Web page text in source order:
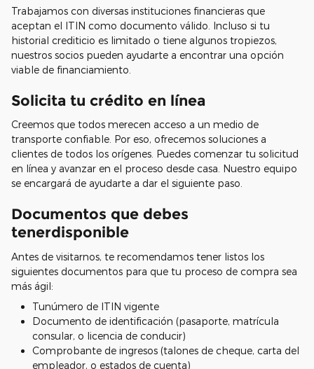
Trabajamos con diversas instituciones financieras que
aceptan el ITIN como documento válido. Incluso si tu
historial crediticio es limitado o tiene algunos tropiezos,
nuestros socios pueden ayudarte a encontrar una opción
viable de financiamiento.
Solicita tu crédito en línea
Creemos que todos merecen acceso a un medio de
transporte confiable. Por eso, ofrecemos soluciones a
clientes de todos los orígenes. Puedes comenzar tu solicitud
en línea y avanzar en el proceso desde casa. Nuestro equipo
se encargará de ayudarte a dar el siguiente paso.
Documentos que debes
tenerdisponible
Antes de visitarnos, te recomendamos tener listos los
siguientes documentos para que tu proceso de compra sea
más ágil:
Tunúmero de ITIN vigente
Documento de identificación (pasaporte, matrícula
consular, o licencia de conducir)
Comprobante de ingresos (talones de cheque, carta del
empleador, o estados de cuenta)